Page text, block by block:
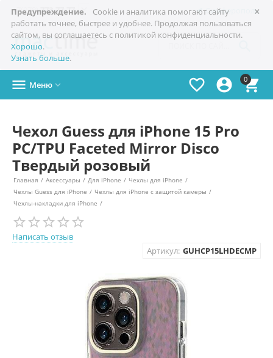
×
Предупреждение.
Cookie и аналитика помогают сайту
работать точнее, быстрее и удобнее. Продолжая пользоваться
сайтом, вы соглашаетесь с политикой конфиденциальности.
Хорошо.
Узнать больше.
Симферополь
+7(978)773-77-77 
0



 Меню 
Чехол Guess для iPhone 15 Pro
PC/TPU Faceted Mirror Disco
Твердый розовый
Главная / Аксессуары / Для iPhone / Чехлы для iPhone /
Чехлы Guess для iPhone / Чехлы для iPhone с защитой камеры /
Чехлы-накладки для iPhone /
Написать отзыв
Артикул: GUHCP15LHDECMP